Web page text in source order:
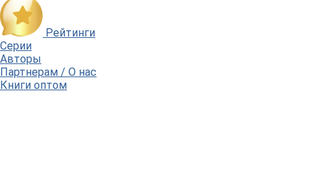
Рейтинги
Серии
Авторы
Партнерам / О нас
Книги оптом